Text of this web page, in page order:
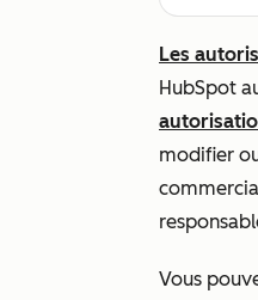
Les
HubSpot
modifier
Vous